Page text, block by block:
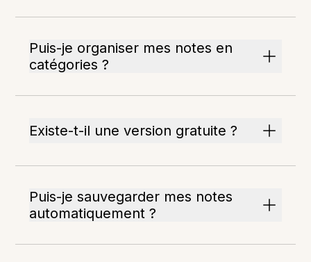
Puis-je organiser mes notes en
catégories ?
Existe-t-il une version gratuite ?
Puis-je sauvegarder mes notes
automatiquement ?